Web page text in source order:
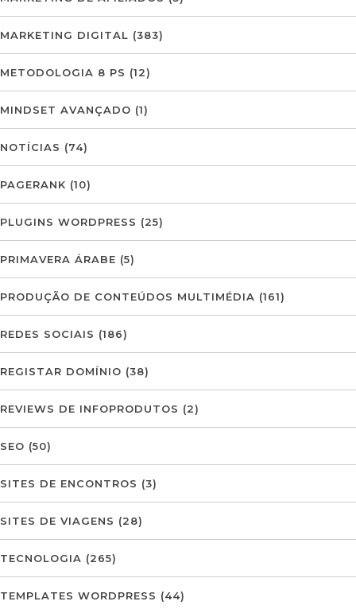
MARKETING DIGITAL (383)
METODOLOGIA 8 PS (12)
MINDSET AVANÇADO (1)
NOTÍCIAS (74)
PAGERANK (10)
PLUGINS WORDPRESS (25)
PRIMAVERA ÁRABE (5)
PRODUÇÃO DE CONTEÚDOS MULTIMÉDIA (161)
REDES SOCIAIS (186)
REGISTAR DOMÍNIO (38)
REVIEWS DE INFOPRODUTOS (2)
SEO (50)
SITES DE ENCONTROS (3)
SITES DE VIAGENS (28)
TECNOLOGIA (265)
TEMPLATES WORDPRESS (44)